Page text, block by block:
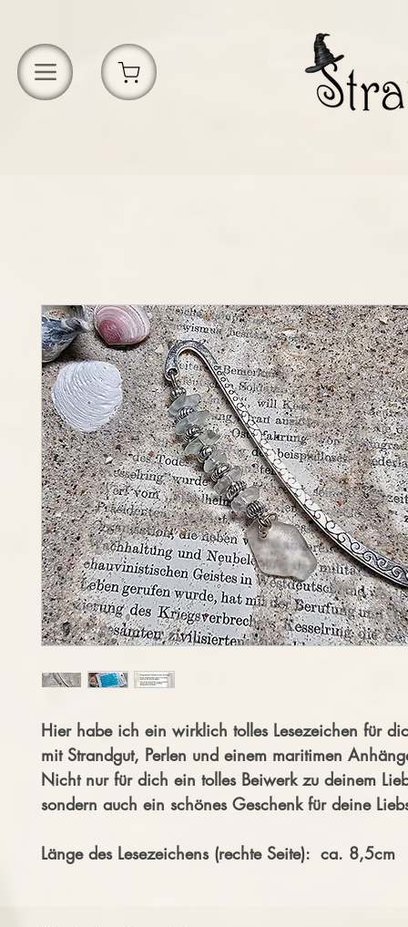
Hier habe ich ein wirklich tolles Lesezeichen für
mit Strandgut, Perlen und einem maritimen
Nicht nur für dich ein tolles Beiwerk zu deinem
sondern auch ein schönes Geschenk für deine
Länge des Lesezeichens (rechte Seite): ca. 8,5cm